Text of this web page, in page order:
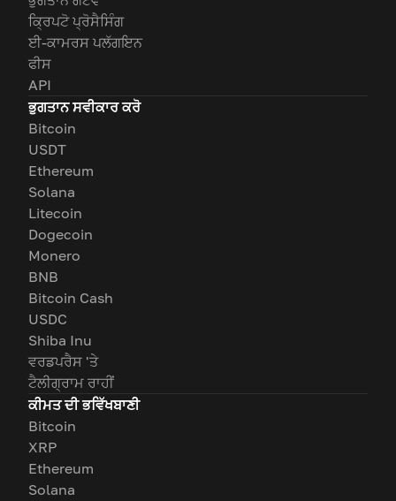
ਕ੍ਰਿਪਟੋ ਪ੍ਰੋਸੈਸਿੰਗ
ਈ-ਕਾਮਰਸ ਪਲੱਗਇਨ
ਫੀਸ
API
ਭੁਗਤਾਨ ਸਵੀਕਾਰ ਕਰੋ
Bitcoin
USDT
Ethereum
Solana
Litecoin
Dogecoin
Monero
BNB
Bitcoin Cash
USDC
Shiba Inu
ਵਰਡਪਰੈਸ 'ਤੇ
ਟੈਲੀਗ੍ਰਾਮ ਰਾਹੀਂ
ਕੀਮਤ ਦੀ ਭਵਿੱਖਬਾਣੀ
Bitcoin
XRP
Ethereum
Solana